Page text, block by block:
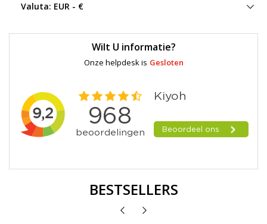
Valuta: EUR - €
Wilt U informatie?
Onze helpdesk is Gesloten
BESTSELLERS